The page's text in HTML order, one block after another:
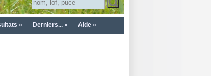
» Derniers... » Aide »